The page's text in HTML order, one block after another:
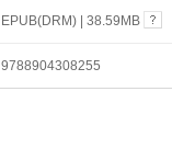
EPUB(DRM) | 38.59MB
9788904308255